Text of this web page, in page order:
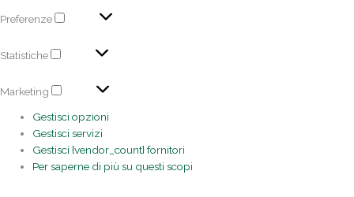
Preferenze
Statistiche
Marketing
Gestisci opzioni
Gestisci servizi
Gestisci {vendor_count} fornitori
Per saperne di più su questi scopi